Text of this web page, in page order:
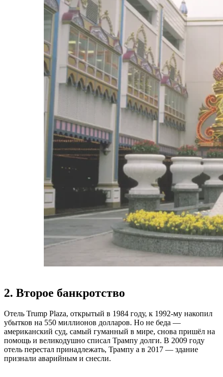
2. Второе банкротство
Отель Trump Plaza, открытый в 1984 году, к 1992-му накопил
убытков на 550 миллионов долларов. Но не беда —
американский суд, самый гуманный в мире, снова пришёл на
помощь и великодушно списал Трампу долги. В 2009 году
отель перестал принадлежать, Трампу а в 2017 — здание
признали аварийным и снесли.